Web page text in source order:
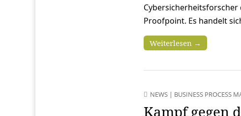
Cybersicherheitsforscher
Proofpoint. Es handelt
Weiterlesen →
NEWS| BUSINESS PROCESS
Kampf gegen